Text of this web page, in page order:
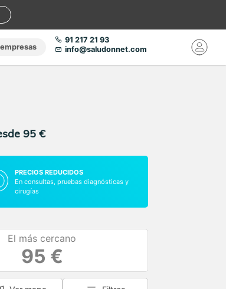
91 217 21 93
info@saludonnet.com
95 €
PRECIOS REDUCIDOS
En consultas, pruebas diagnósticas y
cirugías
El más cercano
95 €